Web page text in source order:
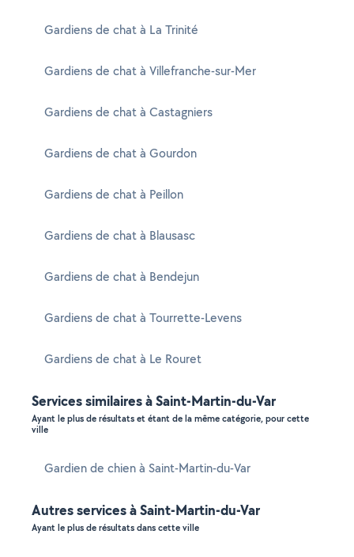
Gardiens de chat à La Trinité
Gardiens de chat à Villefranche-sur-Mer
Gardiens de chat à Castagniers
Gardiens de chat à Gourdon
Gardiens de chat à Peillon
Gardiens de chat à Blausasc
Gardiens de chat à Bendejun
Gardiens de chat à Tourrette-Levens
Gardiens de chat à Le Rouret
Services similaires à Saint-Martin-du-Var
Ayant le plus de résultats et étant de la même catégorie, pour cette
ville
Gardien de chien à Saint-Martin-du-Var
Autres services à Saint-Martin-du-Var
Ayant le plus de résultats dans cette ville